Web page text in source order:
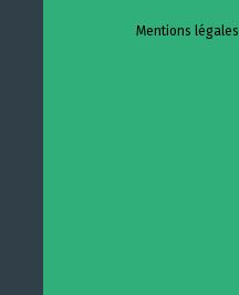
Mentions légales